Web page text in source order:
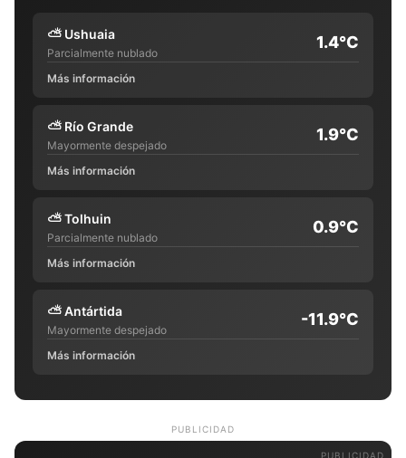
⛅ Ushuaia
Parcialmente nublado
1.4°C
Más información
⛅ Río Grande
Mayormente despejado
1.9°C
Más información
⛅Tolhuin
Parcialmente nublado
0.9°C
Más información
⛅Antártida
Mayormente despejado
-11.9°C
Más información
PUBLICIDAD